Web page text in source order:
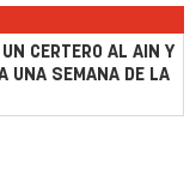
CERTERO AL AIN Y
UNA SEMANA DE LA